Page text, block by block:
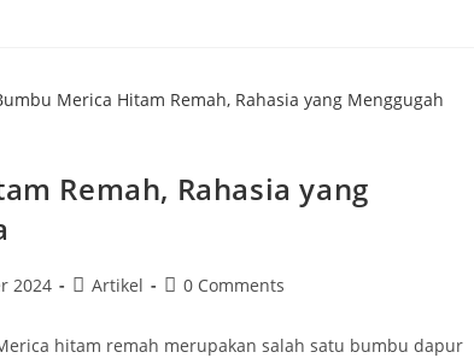
Remah, Rahasia yang
2024 Artikel 0 Comments
hitam remah merupakan salah satu bumbu dapur